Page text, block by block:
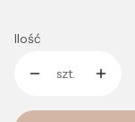
Ilość
szt.